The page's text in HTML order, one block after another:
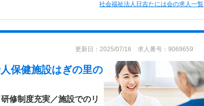
社会福祉法人日吉たには会の求人一覧
更新日：2025/07/16 求人番号：9069659
保健施設はぎの里の
修制度充実／施設でのリ